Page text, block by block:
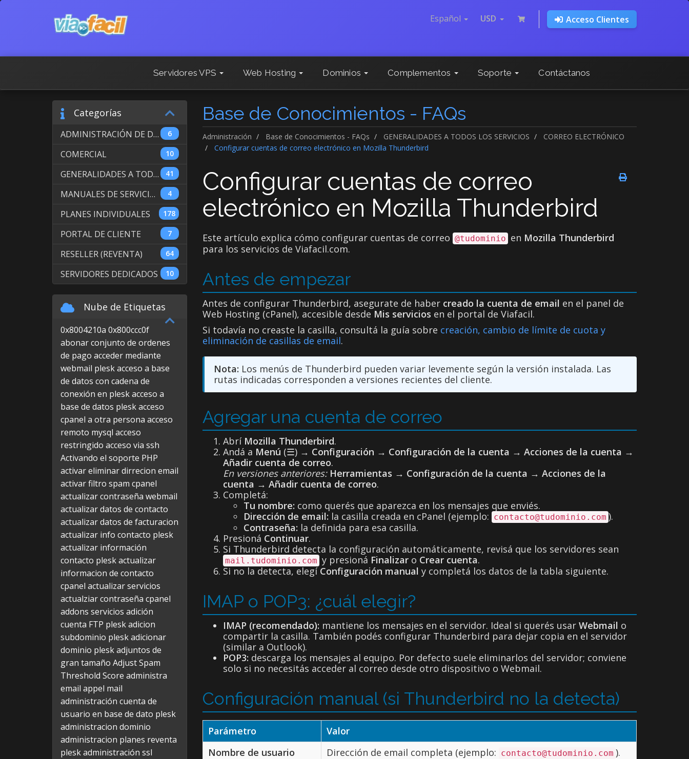
Español USD Acceso Clientes
Servidores VPS Web Hosting Dominios Complementos Soporte Contáctanos
Base de Conocimientos - FAQs
Administración Base de Conocimientos - FAQs GENERALIDADES A TODOS LOS SERVICIOS
CORREO ELECTRÓNICO
Configurar cuentas de correo electrónico en Mozilla Thunderbird
Categorías
6
ADMINISTRACIÓN DE DOMINIOS INTERNACIONALES
10
COMERCIAL
41
GENERALIDADES A TODOS LOS SERVICIOS
4
MANUALES DE SERVICIO DE WEB HOSTING
178
PLANES INDIVIDUALES
7
PORTAL DE CLIENTE
64
RESELLER (REVENTA)
10
SERVIDORES DEDICADOS
Configurar cuentas de correo
electrónico en Mozilla Thunderbird
Este artículo explica cómo configurar cuentas de correo @tudominio en Mozilla Thunderbird
para los servicios de Viafacil.com.
Antes de empezar
Antes de configurar Thunderbird, asegurate de haber creado la cuenta de email en el panel de
Web Hosting (cPanel), accesible desde Mis servicios en el portal de Viafacil.
Si todavía no creaste la casilla, consultá la guía sobre creación, cambio de límite de cuota y
eliminación de casillas de email.
Nota: Los menús de Thunderbird pueden variar levemente según la versión instalada. Las
rutas indicadas corresponden a versiones recientes del cliente.
Agregar una cuenta de correo
Abrí Mozilla Thunderbird.
Andá a Menú (☰) → Configuración → Configuración de la cuenta → Acciones de la cuenta →
Añadir cuenta de correo.
En versiones anteriores: Herramientas → Configuración de la cuenta → Acciones de la
cuenta → Añadir cuenta de correo.
Completá:
Tu nombre: como querés que aparezca en los mensajes que enviés.
Dirección de email: la casilla creada en cPanel (ejemplo: contacto@tudominio.com ).
Contraseña: la definida para esa casilla.
Presioná Continuar.
Si Thunderbird detecta la configuración automáticamente, revisá que los servidores sean
mail.tudominio.com y presioná Finalizaro Crear cuenta.
Si no la detecta, elegí Configuración manual y completá los datos de la tabla siguiente.
IMAP o POP3: ¿cuál elegir?
IMAP (recomendado): mantiene los mensajes en el servidor. Ideal si querés usar Webmail o
compartir la casilla. También podés configurar Thunderbird para dejar copia en el servidor
(similar a Outlook).
POP3: descarga los mensajes al equipo. Por defecto suele eliminarlos del servidor; conviene
solo si no necesitás acceder al correo desde otro dispositivo o Webmail.
Configuración manual (si Thunderbird no la detecta)
Parámetro
Valor
Nombre de usuario
Dirección de email completa (ejemplo: contacto@tudominio.com ).
Nube de Etiquetas
0x8004210a 0x800ccc0f
abonar conjunto de ordenes
de pago acceder mediante
webmail pleskacceso a base
de datos con cadena de
conexión en pleskacceso a
base de datos pleskacceso
cpanel a otra persona acceso
remoto mysql acceso
restringido acceso via ssh
Activando el soporte PHP
activar eliminar dirrecion email
activar filtro spam cpanel
actualizar contraseña webmail
actualizar datos de contacto
actualizar datos de facturacion
actualizar info contacto plesk
actualizar información
contacto pleskactualizar
informacion de contacto
cpanel actualizar servicios
actualziar contraseña cpanel
addons servicios adición
cuenta FTP pleskadicion
subdominio pleskadicionar
dominio pleskadjuntos de
gran tamaño Adjust Spam
Threshold Score administra
email appel mail
administración cuenta de
usuario en base de dato plesk
administracion dominio
administracion planes reventa
pleskadministración ssl